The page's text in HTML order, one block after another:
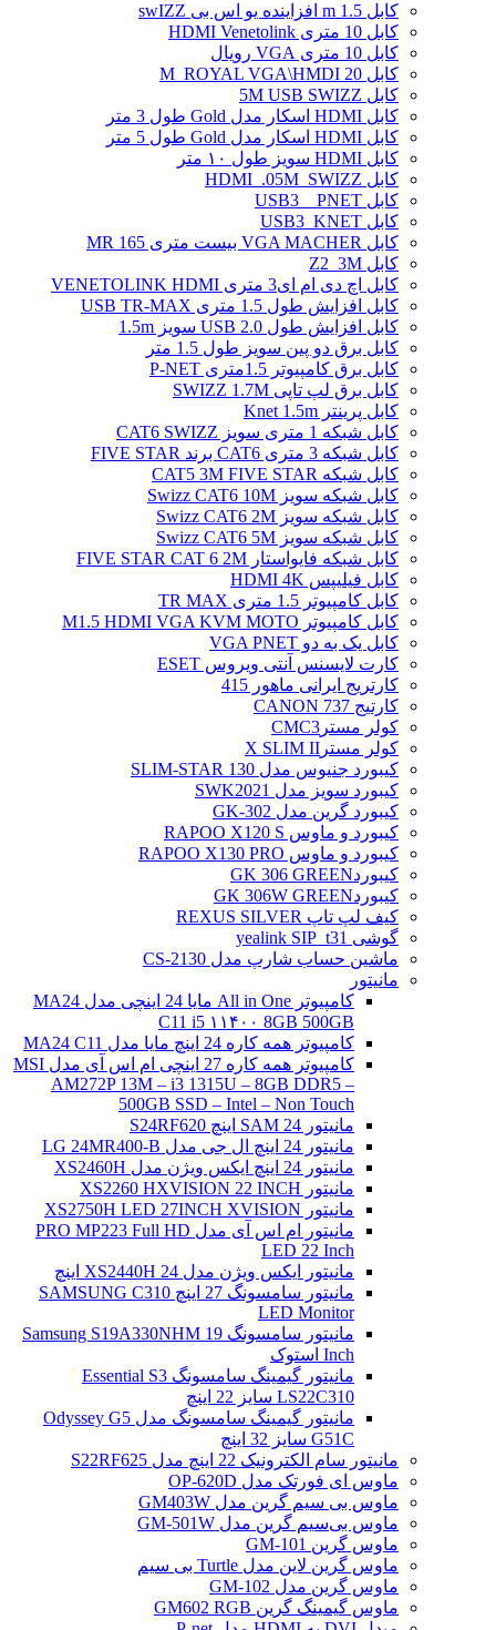
کابل 1.5 m افزاینده یو اس بی swIZZ
کابل 10 متری HDMI Venetolink
کابل 10 متری VGA رویال
کابل 20 M_ROYAL VGA\HMDI
کابل 5M USB SWIZZ
کابل HDMI اسکار مدل Gold طول 3 متر
کابل HDMI اسکار مدل Gold طول 5 متر
کابل HDMI سویز طول ۱۰ متر
کابل HDMI_.05M_SWIZZ
کابل USB3 _ PNET
کابل USB3_KNET
کابل VGA MACHER بیست متری MR 165
کابل Z2_3M
کابل اچ دی ام ای3 متری VENETOLINK HDMI
کابل افزایش طول 1.5 متری USB TR-MAX
کابل افزایش طول USB 2.0 سویز 1.5m
کابل برق دو پین سویز طول 1.5 متر
کابل برق کامپیوتر 1.5ﻣﺘﺮی P-NET
کابل برق لپ تاپی SWIZZ 1.7M
کابل پرینتر Knet 1.5m
کابل شبکه 1 متری سویز CAT6 SWIZZ
کابل شبکه 3 متری CAT6 برند FIVE STAR
کابل شبکه CAT5 3M FIVE STAR
کابل شبکه سویز Swizz CAT6 10M
کابل شبکه سویز Swizz CAT6 2M
کابل شبکه سویز Swizz CAT6 5M
کابل شبکه فایواستار FIVE STAR CAT 6 2M
کابل فیلیپس HDMI 4K
کابل کامپیوتر 1.5 متری TR MAX
کابل کامپیوتر M1.5 HDMI VGA KVM MOTO
کابل یک به دو VGA PNET
کارت لایسنس آنتی ویروس ESET
کارتریج ایرانی ماهور 415
کارتیج 737 CANON
کولر مسترCMC3
کولر مسترX SLIM II
کیبورد جنیوس مدل SLIM-STAR 130
کیبورد سویز مدل SWK2021
کیبورد گرین مدل GK-302
کیبورد و ماوس RAPOO X120 S
کیبورد و ماوس RAPOO X130 PRO
کیبوردGK 306 GREEN
کیبوردGK 306W GREEN
کیف لپ تاپ REXUS SILVER
گوشی yealink SIP_t31
ماشین حساب شارپ مدل CS-2130
مانیتور
کامپیوتر All in One مایا 24 اینچی مدل MA24
C11 i5 ۱۱۴۰۰ 8GB 500GB
کامپیوتر همه کاره 24 اینچ مایا مدل MA24 C11
کامپیوتر همه کاره 27 اینچی ام اس آی مدل MSI
AM272P 13M – i3 1315U – 8GB DDR5 –
500GB SSD – Intel – Non Touch
مانیتور 24 SAM اینچ S24RF620
مانیتور 24 اینچ ال جی مدل LG 24MR400-B
مانیتور 24 اینچ ایکس ویژن مدل XS2460H
مانیتور XS2260 HXVISION 22 INCH
مانیتور XS2750H LED 27INCH XVISION
مانیتور ام اس آی مدل PRO MP223 Full HD
LED 22 Inch
مانیتور ایکس ویژن مدل XS2440H 24 اینچ
مانیتور سامسونگ 27 اینچ SAMSUNG C310
LED Monitor
مانیتور سامسونگ Samsung S19A330NHM 19
Inch استوک
مانیتور گیمینگ سامسونگ Essential S3
LS22C310 سایز 22 اینچ
مانیتور گیمینگ سامسونگ مدل Odyssey G5
G51C سایز 32 اینچ
مانیتور سام الکترونیک 22 اینچ مدل S22RF625
ماوس ای فورتک مدل OP-620D
ماوس بی سیم گرین مدل GM403W
ماوس بی‌سیم گرین مدل GM-501W
ماوس گرین GM-101
ماوس گرین لاین مدل Turtle بی سیم
ماوس گرین مدل GM-102
ماوس گیمینگ گرین GM602 RGB